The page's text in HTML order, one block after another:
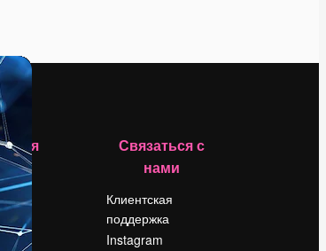
Связаться с
нами
Клиентская
поддержка
Instagram